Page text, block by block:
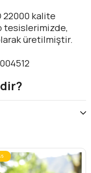
22000 kalite
tesislerimizde,
üretilmiştir.
adaylarını ve
% 60-
3-6 yağ, % 10-16
vitaminler
10-HDA (10